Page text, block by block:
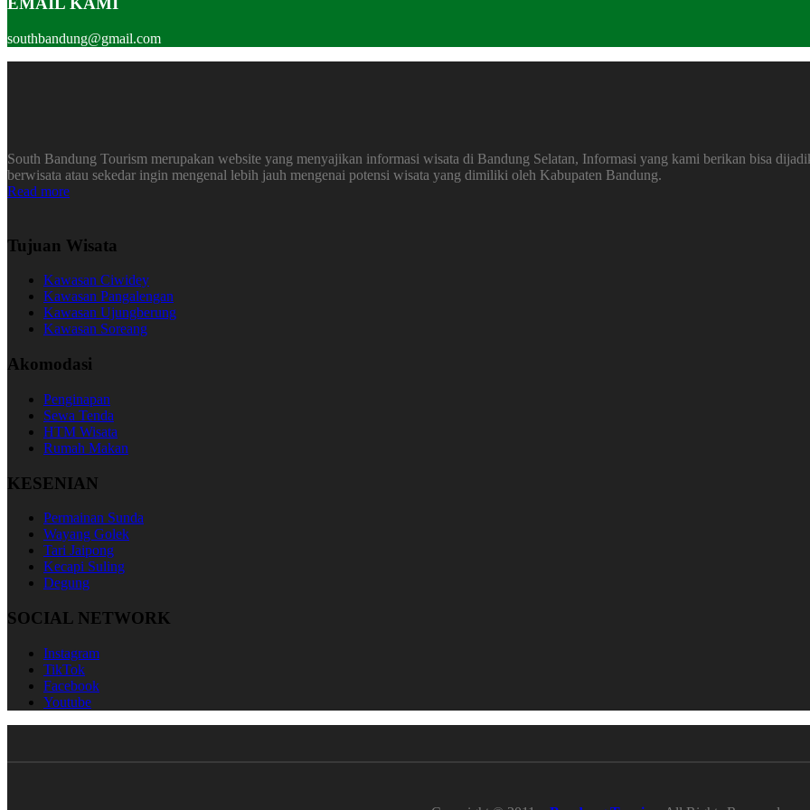
southbandung@gmail.com
South Bandung Tourism merupakan website yang menyajikan informasi wisata di Bandung Selatan, Informasi yang kami berikan bisa
berwisata atau sekedar ingin mengenal lebih jauh mengenai potensi wisata yang dimiliki oleh Kabupaten Bandung.
Read more
Tujuan Wisata
Kawasan Ciwidey
Kawasan Pangalengan
Kawasan Ujungberung
Kawasan Soreang
Akomodasi
Penginapan
Sewa Tenda
HTM Wisata
Rumah Makan
KESENIAN
Permainan Sunda
Wayang Golek
Tari Jaipong
Kecapi Suling
Degung
SOCIAL NETWORK
Instagram
TikTok
Facebook
Youtube